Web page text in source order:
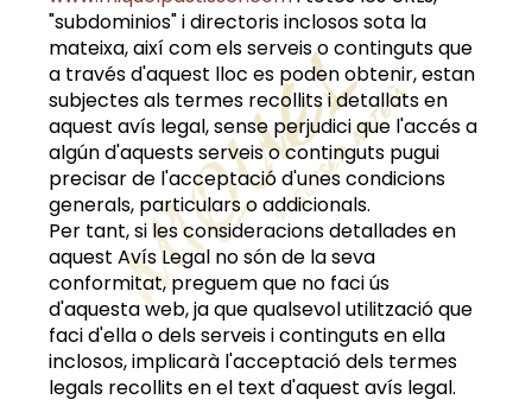
"subdominios" i directoris inclosos sota la
mateixa, així com els serveis o continguts que
a través d'aquest lloc es poden obtenir, estan
subjectes als termes recollits i detallats en
aquest avís legal, sense perjudici que l'accés a
algún d'aquests serveis o continguts pugui
precisar de l'acceptació d'unes condicions
generals, particulars o addicionals.
Per tant, si les consideracions detallades en
aquest Avís Legal no són de la seva
conformitat, preguem que no faci ús
d'aquesta web, ja que qualsevol utilització que
faci d'ella o dels serveis i continguts en ella
inclosos, implicarà l'acceptació dels termes
legals recollits en el text d'aquest avís legal.